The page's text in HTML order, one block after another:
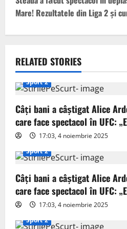
n
v
i
g
a
t
i
o
n
Mare! Rezultatele din Liga 2 și
RELATED STORIES
Sport 2
Câți bani a câștigat Alice
care face spectacol în UFC:
17:03, 4 noiembrie 2025
Sport 2
Câți bani a câștigat Alice
care face spectacol în UFC:
17:03, 4 noiembrie 2025
Sport 2